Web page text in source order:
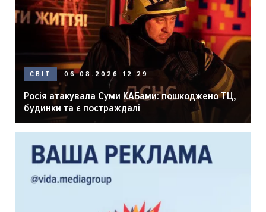
СВІТ 06.08.2026 12:29
Росія атакувала Суми КАБами: пошкоджено ТЦ,
будинки та є постраждалі